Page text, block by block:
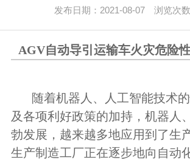
发布日期：2021-08-07 浏览次数
AGV自动导引运输车火灾危险
随着机器人、人工智能技术
及各项利好政策的加持，机器人
勃发展，越来越多地应用到了生
生产制造工厂正在逐步地向自动